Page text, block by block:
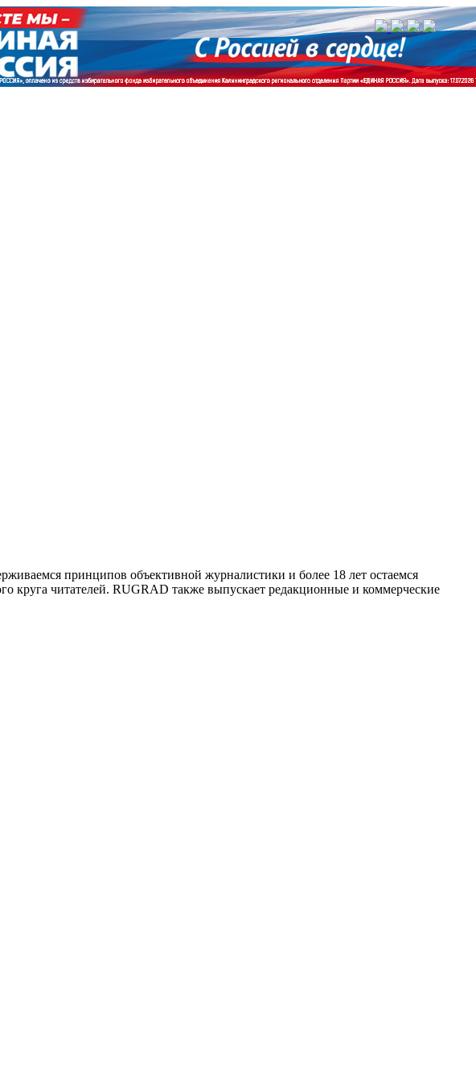
принципов объективной журналистики и более 18 лет остаемся
круга читателей. RUGRAD также выпускает редакционные и коммерческие